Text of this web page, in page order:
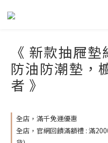
《 新款抽屜
防油防潮墊，
者 》
全店，滿千免運優惠
全店，官網回饋滿額禮 : 滿